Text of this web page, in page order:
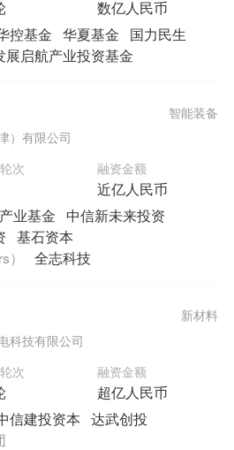
数亿人民币
控基金 华夏基金
国力民生
展启航产业投资基金
）有限公司
次 融资金额
近亿人民币
智能装备
业基金
中信新未来投资
基石资本
全志科技
科技有限公司
次 融资金额
超亿人民币
新材料
信建投资本 达武创投